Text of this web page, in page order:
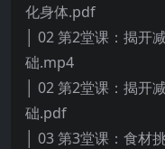
化身体.pdf
│ 02 第2堂课：揭开
础.mp4
│ 02 第2堂课：揭开
础.pdf
│ 03 第3堂课：食材